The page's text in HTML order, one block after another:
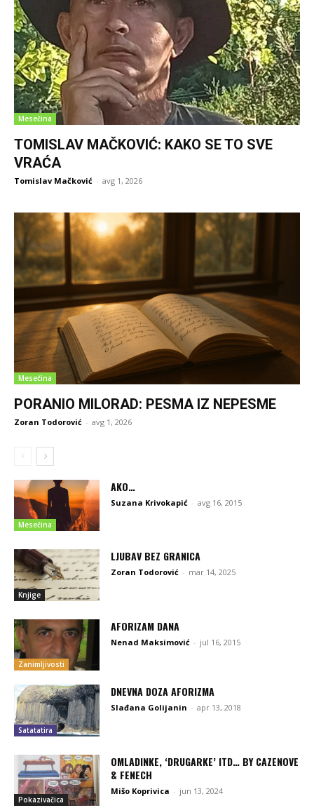
Mesečina
TOMISLAV MAČKOVIĆ: KAKO SE TO SVE
VRAĆA
Tomislav Mačković - avg 1, 2026
Mesečina
PORANIO MILORAD: PESMA IZ NEPESME
Zoran Todorović - avg 1, 2026
Mesečina
AKO…
Suzana Krivokapić - avg 16, 2015
Knjige
LJUBAV BEZ GRANICA
Zoran Todorović - mar 14, 2025
Zanimljivosti
AFORIZAM DANA
Nenad Maksimović - jul 16, 2015
Satatatira
DNEVNA DOZA AFORIZMA
Slađana Golijanin - apr 13, 2018
Pokazivačica
OMLADINKE, ‘DRUGARKE’ ITD… BY CAZENOVE
& FENECH
Mišo Koprivica - jun 13, 2024